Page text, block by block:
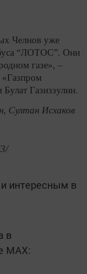
Челнов уже
“ЛОТОС”. Они
газе», –
Газиззулин.
Султан Исхаков
интересным в
в
MАХ: